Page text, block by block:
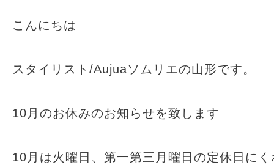
こんにちは
スタイリスト/Aujuaソムリエの山形です。
10月のお休みのお知らせを致します
10月は火曜日、第一第三月曜日の定休日に